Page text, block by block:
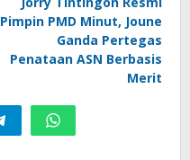
Pimpin PMD Minut, Joune
Ganda Pertegas
Penataan ASN Berbasis
Merit